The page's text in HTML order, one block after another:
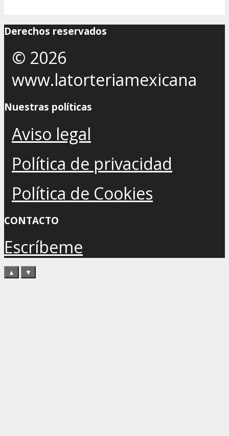
Derechos reservados
© 2026
www.latorteriamexicana
Nuestras políticas
Aviso legal
Política de privacidad
Política de Cookies
CONTACTO
Escríbeme
▲ ▼